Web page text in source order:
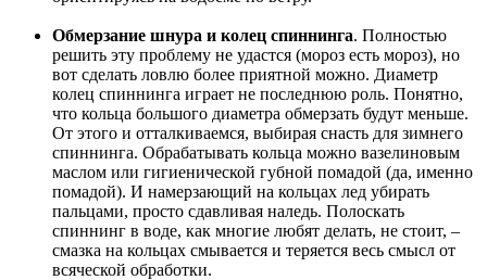
Обмерзание шнура и колец спиннинга. Полностью
решить эту проблему не удастся (мороз есть мороз), но
вот сделать ловлю более приятной можно. Диаметр
колец спиннинга играет не последнюю роль. Понятно,
что кольца большого диаметра обмерзать будут меньше.
От этого и отталкиваемся, выбирая снасть для зимнего
спиннинга. Обрабатывать кольца можно вазелиновым
маслом или гигиенической губной помадой (да, именно
помадой). И намерзающий на кольцах лед убирать
пальцами, просто сдавливая наледь. Полоскать
спиннинг в воде, как многие любят делать, не стоит, –
смазка на кольцах смывается и теряется весь смысл от
всяческой обработки.